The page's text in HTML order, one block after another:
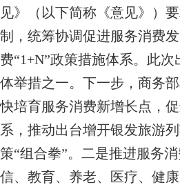
见》（以下简称《意见》）
制，统筹协调促进服务消费
费“1+N”政策措施体系。此
体举措之一。下一步，商务
快培育服务消费新增长点，
系，推动出台增开银发旅游
策“组合拳”。二是推进服务
信、教育、养老、医疗、健